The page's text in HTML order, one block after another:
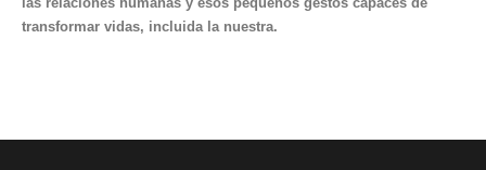
transformar vidas, incluida la nuestra.